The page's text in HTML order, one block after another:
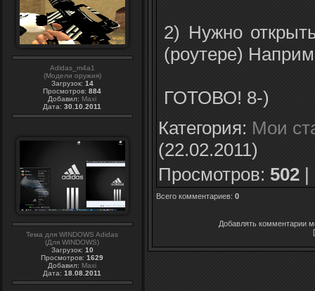
Adidas_m4a1
(Модели оружия)
Загрузок: 14
Просмотров: 884
Добавил: Maxi
Дата: 30.10.2011
Тема для WINDOWS Adidas
(Для WINDOWS)
Загрузок: 10
Просмотров: 1629
Добавил: Maxi
Дата: 18.08.2011
2) Нужно
(роутере)
ГОТОВО! 8-)
Категория: Мои
(22.02.2011)
Просмотров: 502 |
Всего комментариев: 0
Добавлять комментарии